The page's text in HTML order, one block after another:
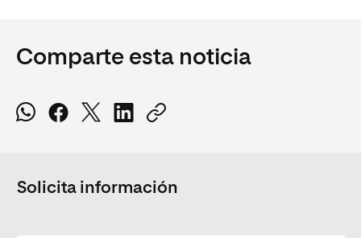
Comparte esta noticia
Solicita información